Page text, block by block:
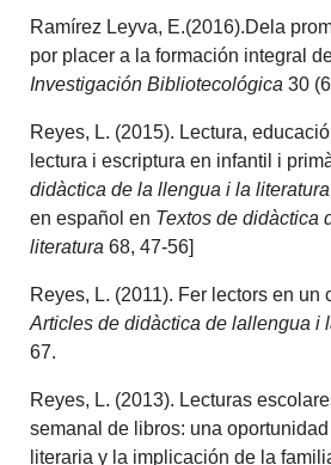
Ramírez Leyva, E.(2016).Dela
por placer a la formación integral
Investigación Bibliotecológica 30
Reyes, L. (2015). Lectura,
lectura i escriptura en infantil i
didàctica de la llengua i la literatura
en español en Textos de didàctica
literatura 68, 47-56]
Reyes, L. (2011). Fer lectors en un
Articles de didàctica de lallengua i
67.
Reyes, L. (2013). Lecturas
semanal de libros: una
literaria y la implicación de la